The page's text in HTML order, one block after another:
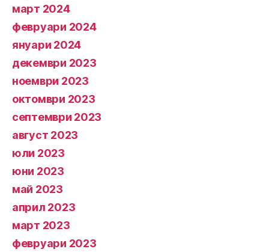
март 2024
февруари 2024
януари 2024
декември 2023
ноември 2023
октомври 2023
септември 2023
август 2023
юли 2023
юни 2023
май 2023
април 2023
март 2023
февруари 2023